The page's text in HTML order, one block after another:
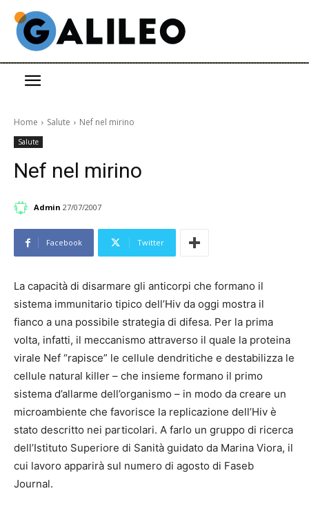
Home Salute Nef nel mirino
Salute
Nef nel mirino
Admin 27/07/2007
Facebook Twitter
La capacità di disarmare gli anticorpi che formano il
sistema immunitario tipico dell’Hiv da oggi mostra il
fianco a una possibile strategia di difesa. Per la prima
volta, infatti, il meccanismo attraverso il quale la proteina
virale Nef “rapisce” le cellule dendritiche e destabilizza le
cellule natural killer – che insieme formano il primo
sistema d’allarme dell’organismo – in modo da creare un
microambiente che favorisce la replicazione dell’Hiv è
stato descritto nei particolari. A farlo un gruppo di ricerca
dell’Istituto Superiore di Sanità guidato da Marina Viora, il
cui lavoro apparirà sul numero di agosto di Faseb
Journal.